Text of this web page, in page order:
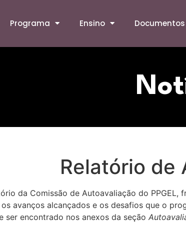
Programa Ensino Documentos
Relatório de
da Comissão de Autoavaliação do
avanços alcançados e os desafios que o
ser encontrado nos anexos da seção